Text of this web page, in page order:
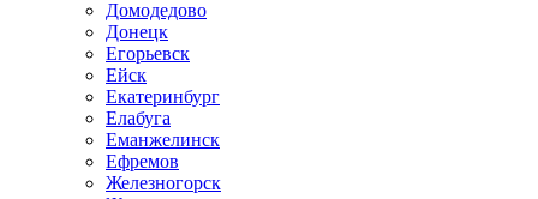
Домодедово
Донецк
Егорьевск
Ейск
Екатеринбург
Елабуга
Еманжелинск
Ефремов
Железногорск